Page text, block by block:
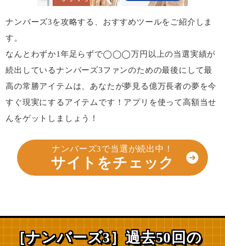
ナンバーズ3を攻略する、おすすめツールをご紹介しま
す。
なんとわずか1年足らずで◯◯◯万円以上の当選実績が
続出しているナンバーズ3ファンのための最後にして最
高の常勝アイテムは、あなたが夢見る億万長者の夢を今
すぐ現実にするアイテムです！アプリを使って高額当せ
んをゲットしましょう！
ナンバーズ3で当選が続出中！
サイトをチェック
［ナンバーズ3］過去50回の